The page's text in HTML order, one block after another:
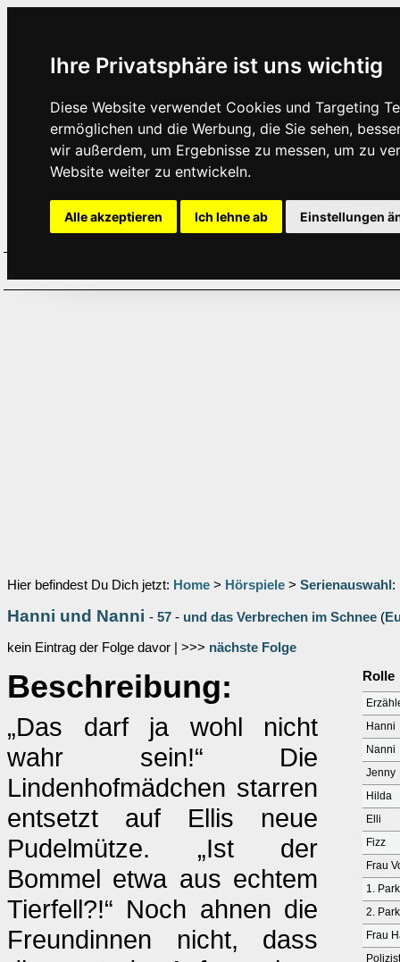
Ihre Privatsphäre ist uns wichtig
Diese Website verwendet Cookies und Targeting
ermöglichen und die Werbung, die Sie sehen,
wir außerdem, um Ergebnisse zu messen, um zu
Website weiter zu entwickeln.
Alle akzeptieren Ich lehne ab Einstellungen
Hier befindest Du Dich jetzt: Home > Hörspiele > Serienauswahl :
Hanni und Nanni - 57 - und das Verbrechen im Schnee (
kein Eintrag der Folge davor | >>> nächste Folge
Beschreibung:
„Das darf ja wohl nicht
wahr sein!“ Die
Lindenhofmädchen starren
entsetzt auf Ellis neue
Pudelmütze. „Ist der
Bommel etwa aus echtem
Tierfell?!“ Noch ahnen die
Freundinnen nicht, dass
Rolle
Hanni
Nanni
Jenny
Hilda
Elli
Fizz
Frau
1.
2.
Frau
Polizist